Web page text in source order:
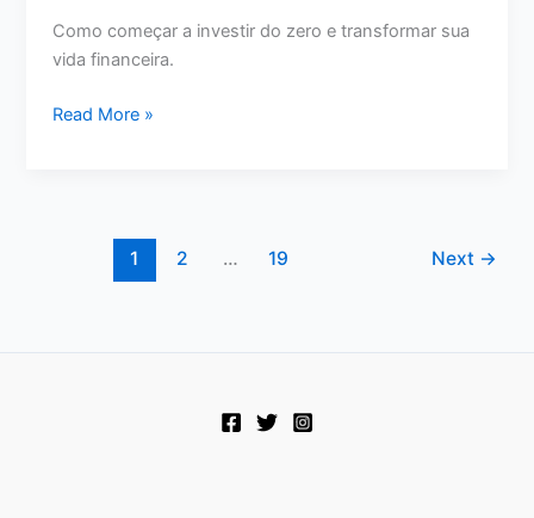
Como começar a investir do zero e transformar sua
vida financeira.
Como
Read More »
1 2 … 19 Next →